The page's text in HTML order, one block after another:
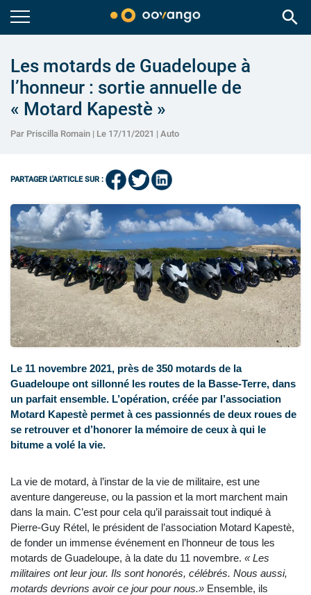
search
Les motards de Guadeloupe à
l’honneur : sortie annuelle de
« Motard Kapestè »
Par Priscilla Romain | Le 17/11/2021 | Auto
PARTAGER L'ARTICLE SUR :
Le 11 novembre 2021, près de 350 motards de la
Guadeloupe ont sillonné les routes de la Basse-Terre, dans
un parfait ensemble. L’opération, créée par l’association
Motard Kapestè permet à ces passionnés de deux roues de
se retrouver et d’honorer la mémoire de ceux à qui le
bitume a volé la vie.
La vie de motard, à l’instar de la vie de militaire, est une
aventure dangereuse, ou la passion et la mort marchent main
dans la main. C’est pour cela qu’il paraissait tout indiqué à
Pierre-Guy Rétel, le président de l’association Motard Kapestè,
de fonder un immense événement en l’honneur de tous les
motards de Guadeloupe, à la date du 11 novembre. « Les
militaires ont leur jour. Ils sont honorés, célébrés. Nous aussi,
motards devrions avoir ce jour pour nous.» Ensemble, ils